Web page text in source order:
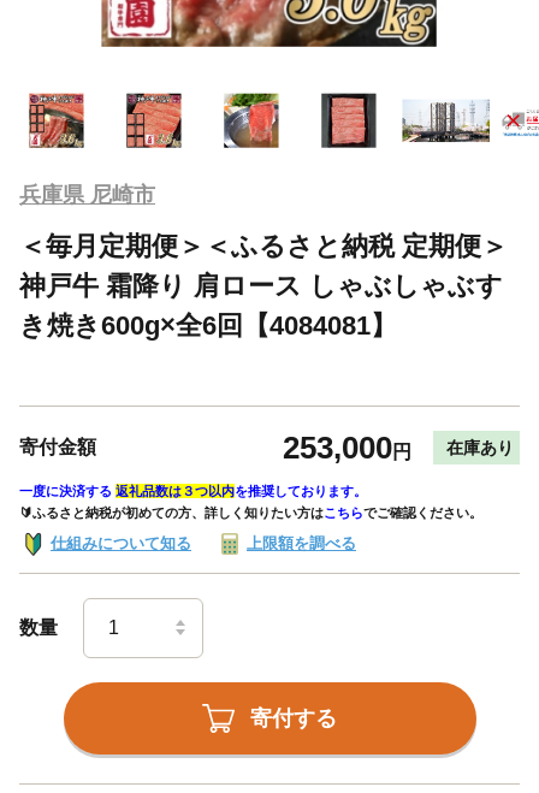
兵庫県 尼崎市
＜毎月定期便＞＜ふるさと納税 定期便＞
神戸牛 霜降り 肩ロース しゃぶしゃぶす
き焼き600g×全6回【4084081】
寄付金額 253,000円 在庫あり
一度に決済する 返礼品数は３つ以内を推奨しております。
🔰ふるさと納税が初めての方、詳しく知りたい方はこちらでご確認ください。
仕組みについて知る 上限額を調べる
数量
寄付する